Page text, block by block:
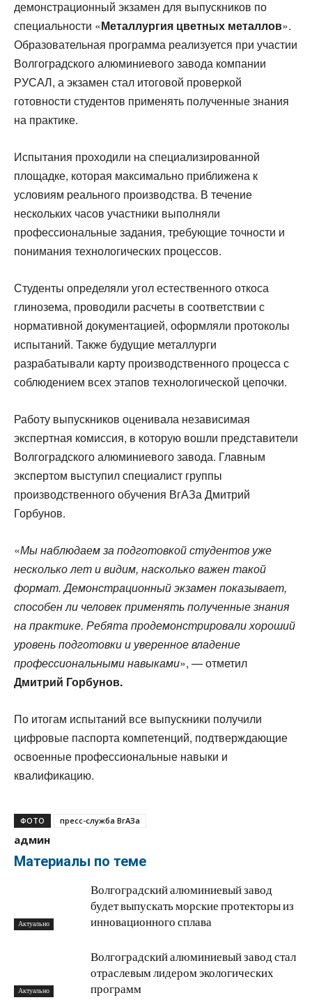
демонстрационный экзамен для выпускников по
специальности «Металлургия цветных металлов».
Образовательная программа реализуется при участии
Волгоградского алюминиевого завода компании
РУСАЛ, а экзамен стал итоговой проверкой
готовности студентов применять полученные знания
на практике.
Испытания проходили на специализированной
площадке, которая максимально приближена к
условиям реального производства. В течение
нескольких часов участники выполняли
профессиональные задания, требующие точности и
понимания технологических процессов.
Студенты определяли угол естественного откоса
глинозема, проводили расчеты в соответствии с
нормативной документацией, оформляли протоколы
испытаний. Также будущие металлурги
разрабатывали карту производственного процесса с
соблюдением всех этапов технологической цепочки.
Работу выпускников оценивала независимая
экспертная комиссия, в которую вошли представители
Волгоградского алюминиевого завода. Главным
экспертом выступил специалист группы
производственного обучения ВгАЗа Дмитрий
Горбунов.
«Мы наблюдаем за подготовкой студентов уже
несколько лет и видим, насколько важен такой
формат. Демонстрационный экзамен показывает,
способен ли человек применять полученные знания
на практике. Ребята продемонстрировали хороший
уровень подготовки и уверенное владение
профессиональными навыками», — отметил
Дмитрий Горбунов.
По итогам испытаний все выпускники получили
цифровые паспорта компетенций, подтверждающие
освоенные профессиональные навыки и
квалификацию.
ФОТО пресс-служба ВгАЗа
админ
Материалы по теме
Актуально
Волгоградский алюминиевый завод
будет выпускать морские протекторы из
инновационного сплава
Актуально
Волгоградский алюминиевый завод стал
отраслевым лидером экологических
программ